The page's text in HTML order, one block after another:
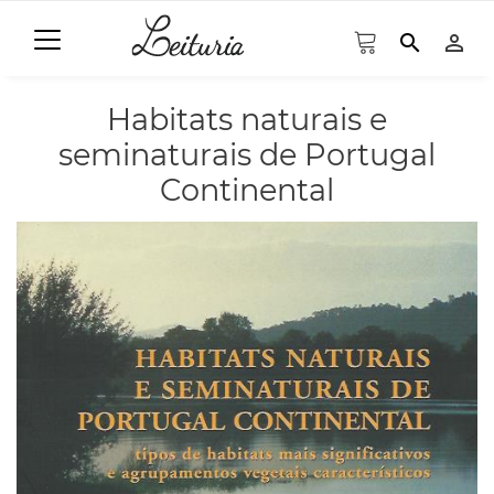
search person_outline
Habitats naturais e
seminaturais de Portugal
Continental